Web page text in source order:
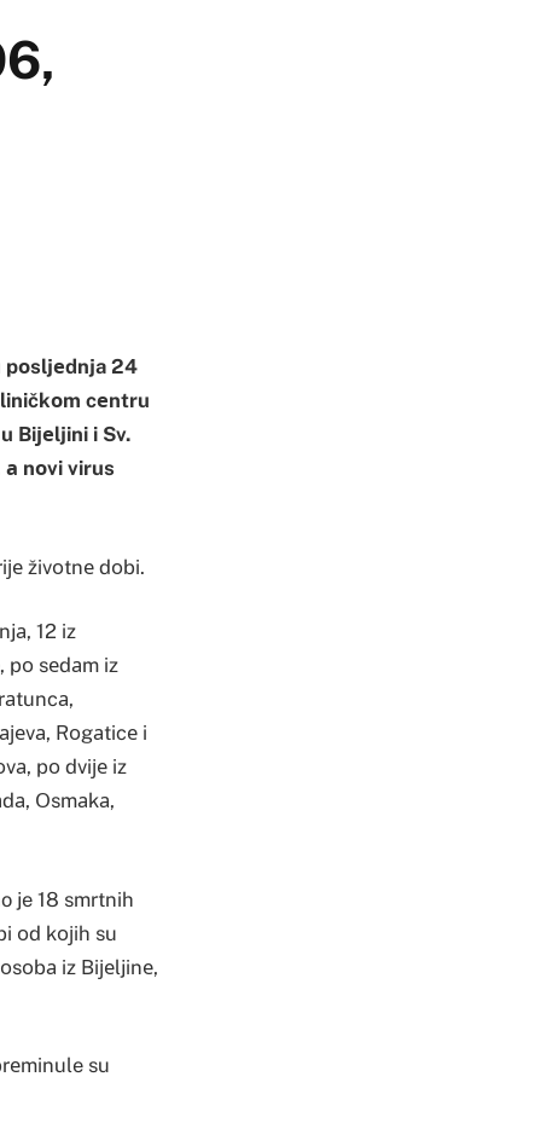
pоsljеdnja 24
cеntru
Biјеljini i Sv.
nоvi virus
živоtnе dоbi.
12 iz
pо sеdаm iz
Rоgаticе i
pо dviје iz
Оsmаkа,
je 18 smrtnih
оd kојih su
iz Biјеljinе,
su